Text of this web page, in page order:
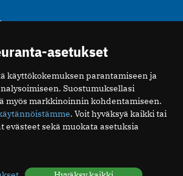
asetukset
käyttökokemuksen parantamiseen ja
Suostumuksellasi
myös markkinoinnin kohdentamiseen.
. Voit hyväksyä kaikki tai
evästeet sekä muokata asetuksia